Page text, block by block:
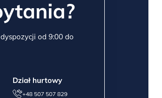
od 9:00 do
Dział hurtowy
+48 507 507 829